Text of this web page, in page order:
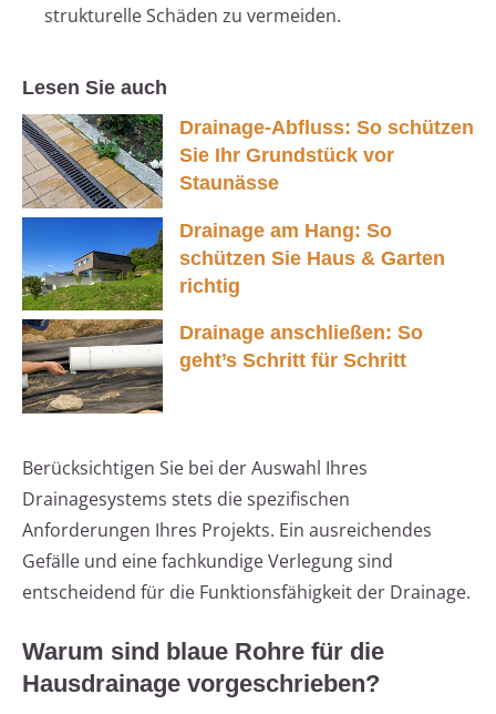
strukturelle Schäden zu vermeiden.
Lesen Sie auch
Drainage-Abfluss: So schützen
Sie Ihr Grundstück vor
Staunässe
Drainage am Hang: So
schützen Sie Haus & Garten
richtig
Drainage anschließen: So
geht’s Schritt für Schritt
Berücksichtigen Sie bei der Auswahl Ihres
Drainagesystems stets die spezifischen
Anforderungen Ihres Projekts. Ein ausreichendes
Gefälle und eine fachkundige Verlegung sind
entscheidend für die Funktionsfähigkeit der Drainage.
Warum sind blaue Rohre für die
Hausdrainage vorgeschrieben?